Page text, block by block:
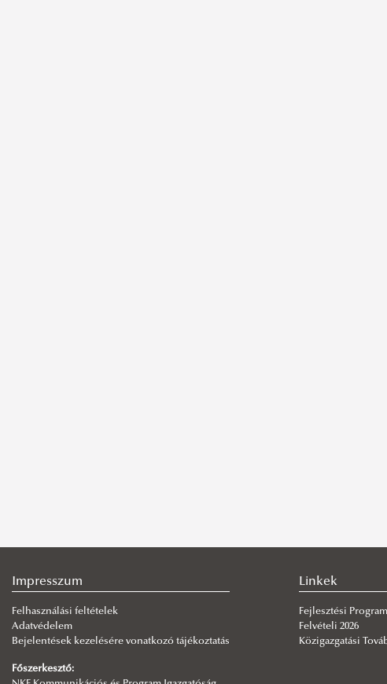
Impresszum
Felhasználási feltételek
Adatvédelem
Bejelentések kezelésére vonatkozó tájékoztatás
Főszerkesztő:
Linkek
Fejlesztési
Felvételi 2026
Közigazgatási